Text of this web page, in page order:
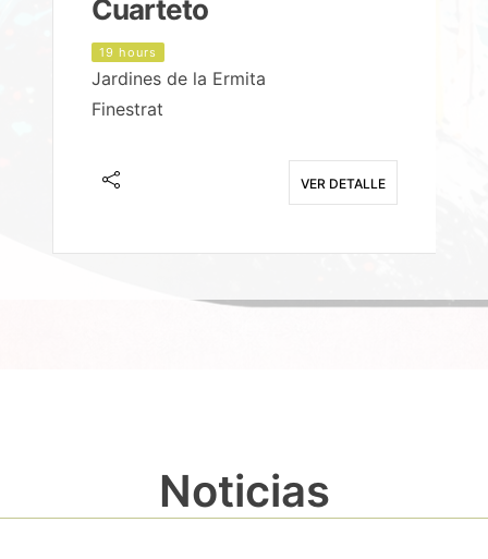
Cuarteto
19 hours
Jardines de la Ermita
Finestrat
VER DETALLE
Noticias